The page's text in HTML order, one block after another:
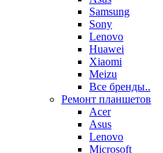
Samsung
Sony
Lenovo
Huawei
Xiaomi
Meizu
Все бренды..
Ремонт планшетов
Acer
Asus
Lenovo
Microsoft